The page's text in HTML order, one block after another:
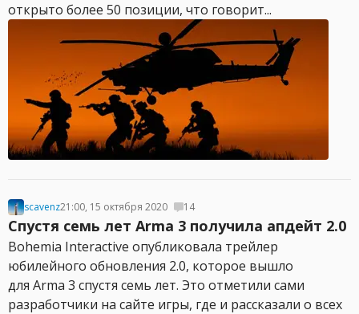
открыто более 50 позиции, что говорит...
scavenz21:00, 15 октября 2020 14
Спустя семь лет Arma 3 получила апдейт 2.0
Bohemia Interactive опубликовала трейлер
юбилейного обновления 2.0, которое вышло
для Arma 3 спустя семь лет. Это отметили сами
разработчики на сайте игры, где и рассказали о всех